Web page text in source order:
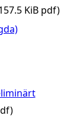
KiB pdf)